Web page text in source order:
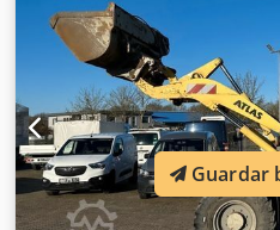
ENFRIAMIENTO (AIRE/AGUA)
DEPÓSITO no
NUEVO/USADO USADO
Guardar